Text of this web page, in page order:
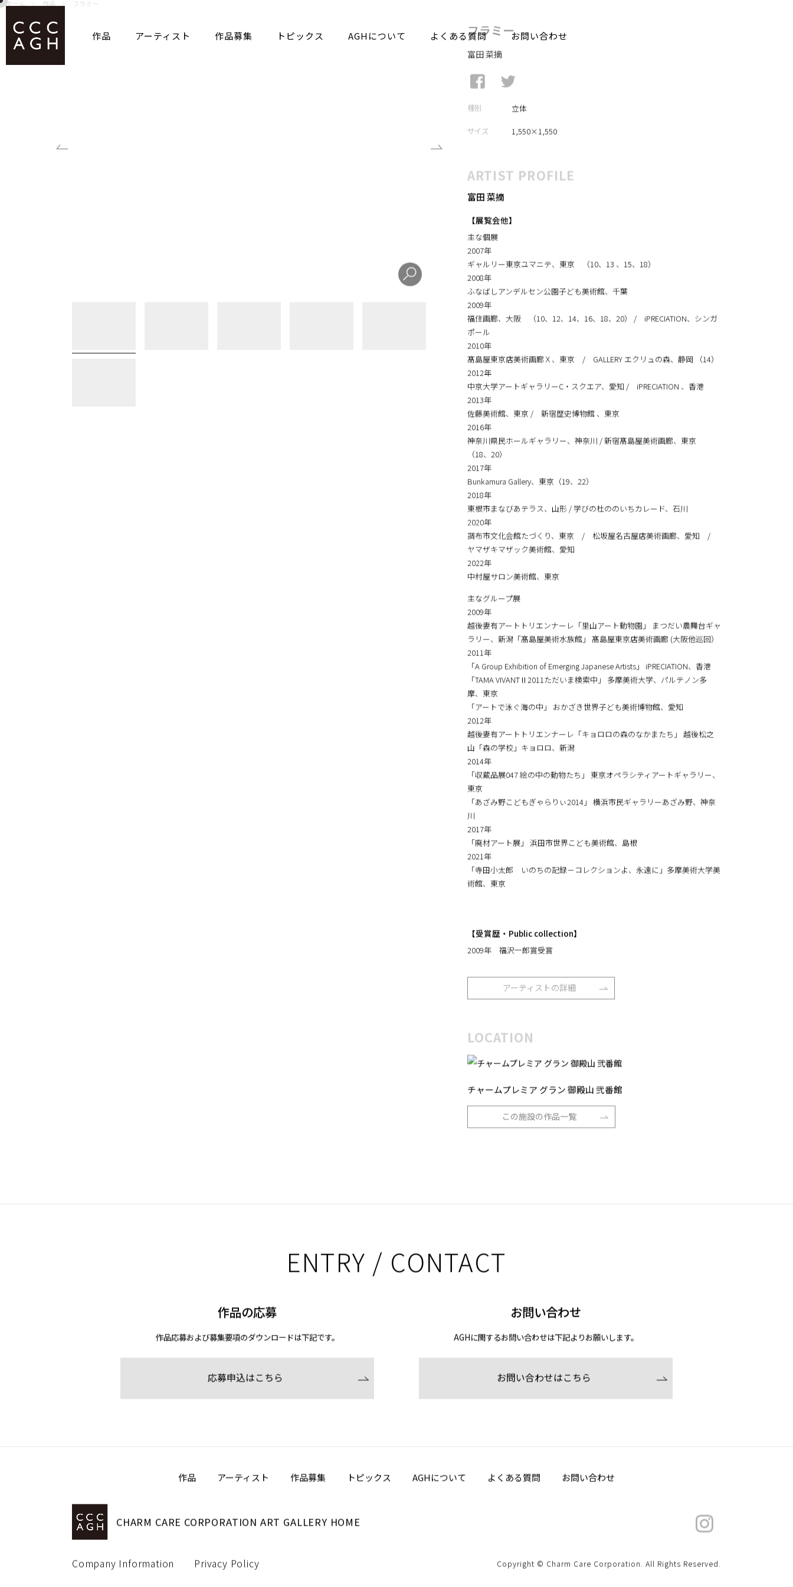
作品 アーティスト 作品募集 トピックス AGHについて よくある質問 お問い合わせ
ホーム 作品 フラミー
フラミー
富田 菜摘
種別 立体
ARTIST PROFILE
富田 菜摘
【展覧会他】
主な個展
2007年
ギャルリー東京ユマニテ、東京 （10、13 、15、18）
2008年
ふなばしアンデルセン公園子ども美術館、千葉
2009年
福住画廊、大阪 （10、12、14、16、18、20） / iPRECIATION、シンガ
ポール
2010年
髙島屋東京店美術画廊Ｘ、東京 / GALLERY エクリュの森、静岡 （14）
2012年
中京大学アートギャラリーC・スクエア、愛知 / iPRECIATION 、香港
2013年
佐藤美術館、東京 / 新宿歴史博物館 、東京
2016年
神奈川県民ホールギャラリー、神奈川 / 新宿髙島屋美術画廊、東京
（18、20）
2017年
Bunkamura Gallery、東京（19、22）
2018年
東根市まなびあテラス、山形 / 学びの杜ののいちカレード、石川
2020年
調布市文化会館たづくり、東京 / 松坂屋名古屋店美術画廊、愛知 /
ヤマザキマザック美術館、愛知
2022年
中村屋サロン美術館、東京
主なグループ展
2009年
越後妻有アートトリエンナーレ「里山アート動物園」 まつだい農舞台ギャ
ラリー、新潟「髙島屋美術水族館」 髙島屋東京店美術画廊 (大阪他巡回）
2011年
「A Group Exhibition of Emerging Japanese Artists」 iPRECIATION、香港
「TAMA VIVANTⅡ2011ただいま検索中」 多摩美術大学、パルテノン多
摩、東京
「アートで泳ぐ海の中」 おかざき世界子ども美術博物館、愛知
2012年
越後妻有アートトリエンナーレ「キョロロの森のなかまたち」 越後松之
山「森の学校」キョロロ、新潟
2014年
「収蔵品展047 絵の中の動物たち」 東京オペラシティアートギャラリー、
東京
「あざみ野こどもぎゃらりぃ2014」 横浜市民ギャラリーあざみ野、神奈
川
2017年
「廃材アート展」 浜田市世界こども美術館、島根
2021年
2009年 福沢一郎賞受賞
LOCATION
チャームプレミア グラン 御殿山 弐番館
作品の応募 お問い合わせ